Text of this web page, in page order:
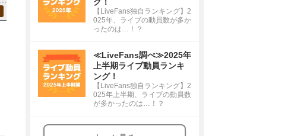
【LiveFans独自ランキング】2
025年、ライブの動員数が多か
ったのは…！？
≪LiveFans調べ≫2025年
上半期ライブ動員ランキ
ング！
【LiveFans独自ランキング】2
025年上半期、ライブの動員数
が多かったのは…！？